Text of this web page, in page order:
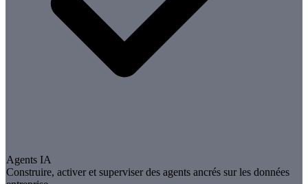
Agents IA
Construire, activer et superviser des agents ancrés sur les données